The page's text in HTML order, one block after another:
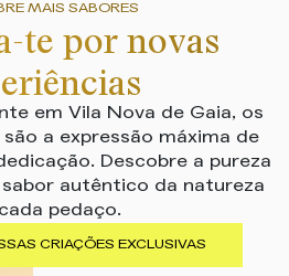
MAIS SABORES
te por novas
em Vila Nova de Gaia, os
a expressão máxima de
Descobre a pureza
autêntico da natureza
pedaço.
CRIAÇÕES EXCLUSIVAS